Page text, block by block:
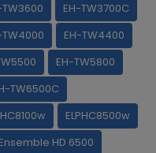
TW3600
EH-TW3700C
TW4000
EH-TW4400
EH-TW5800
TW6500C
ELPHC8500w
HD 6500